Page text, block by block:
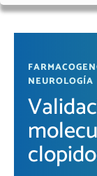
NEUROLOGÍA